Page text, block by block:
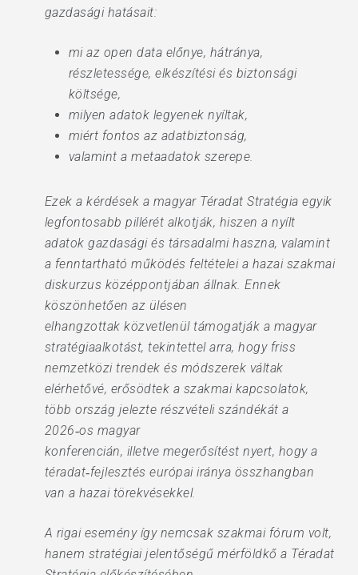
gazdasági hatásait:
mi az open data előnye, hátránya,
részletessége, elkészítési és biztonsági
költsége,
milyen adatok legyenek nyíltak,
miért fontos az adatbiztonság,
valamint a metaadatok szerepe.
Ezek a kérdések a magyar Téradat Stratégia egyik
legfontosabb pillérét alkotják, hiszen a nyílt
adatok gazdasági és társadalmi haszna, valamint
a fenntartható működés feltételei a hazai szakmai
diskurzus középpontjában állnak. Ennek
köszönhetően az ülésen
elhangzottak közvetlenül támogatják a magyar
stratégiaalkotást, tekintettel arra, hogy friss
nemzetközi trendek és módszerek váltak
elérhetővé, erősödtek a szakmai kapcsolatok,
több ország jelezte részvételi szándékát a
2026‑os magyar
konferencián, illetve megerősítést nyert, hogy a
téradat‑fejlesztés európai iránya összhangban
van a hazai törekvésekkel.
A rigai esemény így nemcsak szakmai fórum volt,
hanem stratégiai jelentőségű mérföldkő a Téradat